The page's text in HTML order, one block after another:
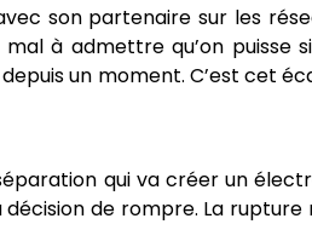
son partenaire sur les
mal à admettre qu’on puisse
un moment. C’est cet
qui va créer un
de rompre. La